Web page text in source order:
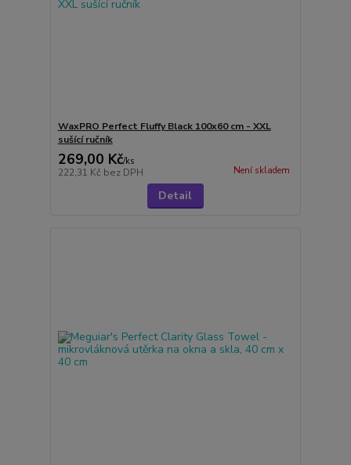
WaxPRO Perfect Fluffy Black 100x60 cm - XXL
sušící ručník
269,00 Kč/ks
222,31 Kč bez DPH Není skladem
Detail